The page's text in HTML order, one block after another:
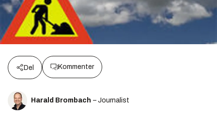
Del Kommenter
Harald Brombach – Journalist